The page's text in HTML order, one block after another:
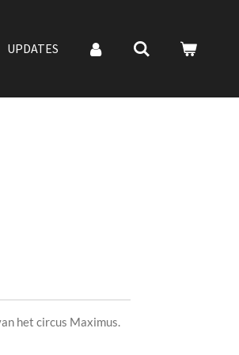
UPDATES
het circus Maximus.